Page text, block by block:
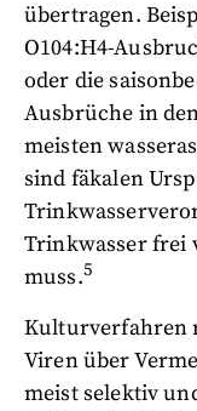
übertragen.
O104:H4-
oder die
Ausbrüche in
meisten
sind fäkalen
Trinkwasser frei
muss.5
Kulturverfahren
Viren über
meist selektiv